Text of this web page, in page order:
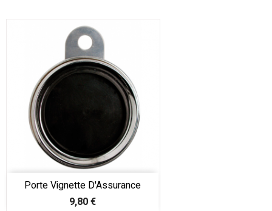
Porte Vignette D'Assurance
Prix
9,80 €